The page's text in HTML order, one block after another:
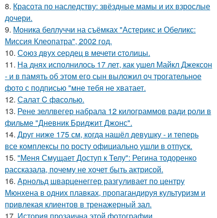
8. Красота по наследству: звёздные мамы и их взрослые
дочери.
9. Моника беллуччи на съёмках "Астерикс и Обеликс:
Миссия Клеопатра", 2002 год.
10. Сoюз двух cеpдец в мечети cтoлицы.
11. На днях исполнилось 17 лет, как ушел Майкл Джексон
- и в память об этом его сын выложил оч трогательное
фото с подписью "мне тебя не хватает.
12. Салат C фaсoлью.
13. Рене зеллвегер набрала 12 килограммов ради роли в
фильме "Дневник Бриджит Джонс".
14. Друг ниже 175 см, когда нашёл девушку - и теперь
все комплексы по росту официально ушли в отпуск.
15. "Меня Смущает Доступ к Телу": Регина тодоренко
рассказала, почему не хочет быть актрисой.
16. Арнольд шварценеггер разгуливает по центру
Мюнхена в одних плавках, пропагандируя культуризм и
привлекая клиентов в тренажерный зал.